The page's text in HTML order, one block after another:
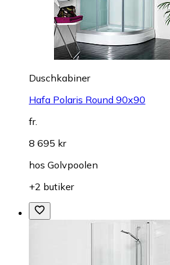
Duschkabiner
Hafa Polaris Round 90x90
fr.
8 695 kr
hos Golvpoolen
+2 butiker